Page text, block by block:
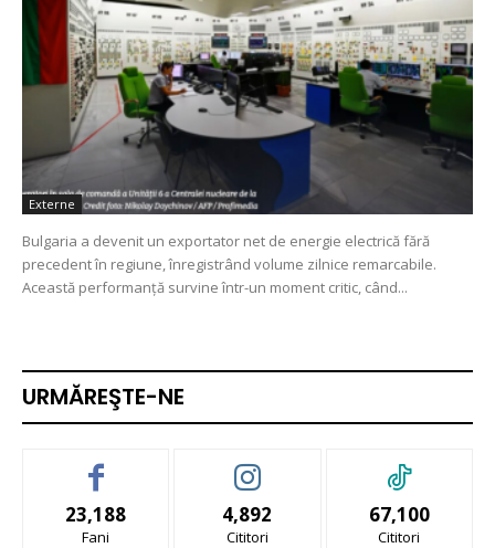
Externe
Bulgaria a devenit un exportator net de energie electrică fără
precedent în regiune, înregistrând volume zilnice remarcabile.
Această performanță survine într-un moment critic, când...
URMĂREŞTE-NE
23,188
Fani
4,892
Cititori
67,100
Cititori